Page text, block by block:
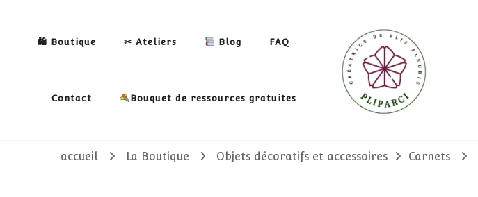
🛍 Boutique ✂ Ateliers Blog FAQ
Contact Bouquet de ressources gratuites
accueil La Boutique Objets décoratifs et accessoires Carnets